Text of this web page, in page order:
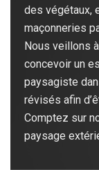
des végétaux,
maçonneries
Nous veillons
concevoir un
paysagiste
révisés afin
Comptez sur
paysage